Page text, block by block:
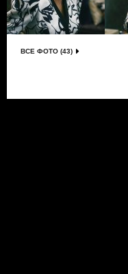
ВСЕ ФОТО (43)